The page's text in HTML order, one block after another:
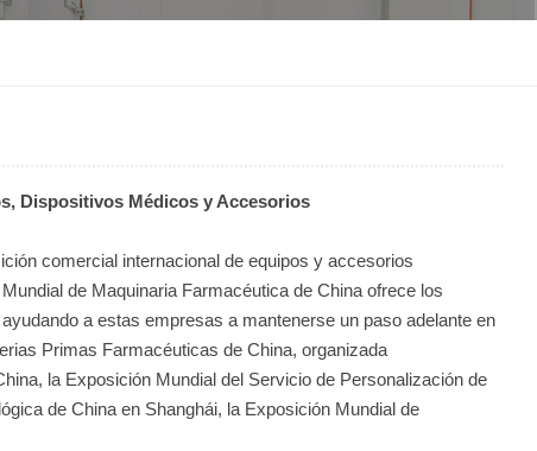
বাংলা
Dispositivos Médicos y Accesorios
comercial internacional de equipos y accesorios
de Maquinaria Farmacéutica de China ofrece los
a estas empresas a mantenerse un paso adelante en
Primas Farmacéuticas de China, organizada
la Exposición Mundial del Servicio de Personalización de
de China en Shanghái, la Exposición Mundial de